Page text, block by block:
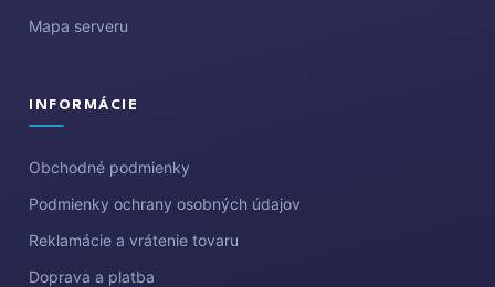
Mapa serveru
INFORMÁCIE
Obchodné podmienky
Podmienky ochrany osobných údajov
Reklamácie a vrátenie tovaru
Doprava a platba